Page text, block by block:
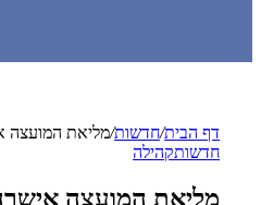
דף הבית/חדשות/מליאת המועצה
חדשותקהילה
מליאת המועצה